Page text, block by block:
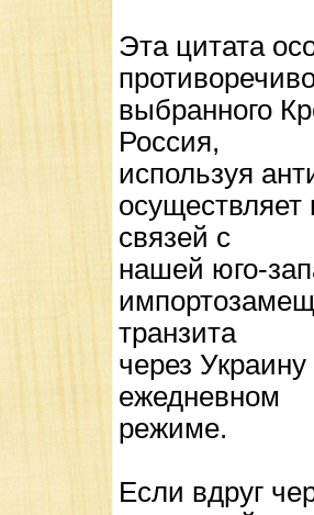
Эта цитата
выбранного
Россия,
используя
связей с
нашей юго-
транзита
через
ежедневном
режиме.
Если вдруг